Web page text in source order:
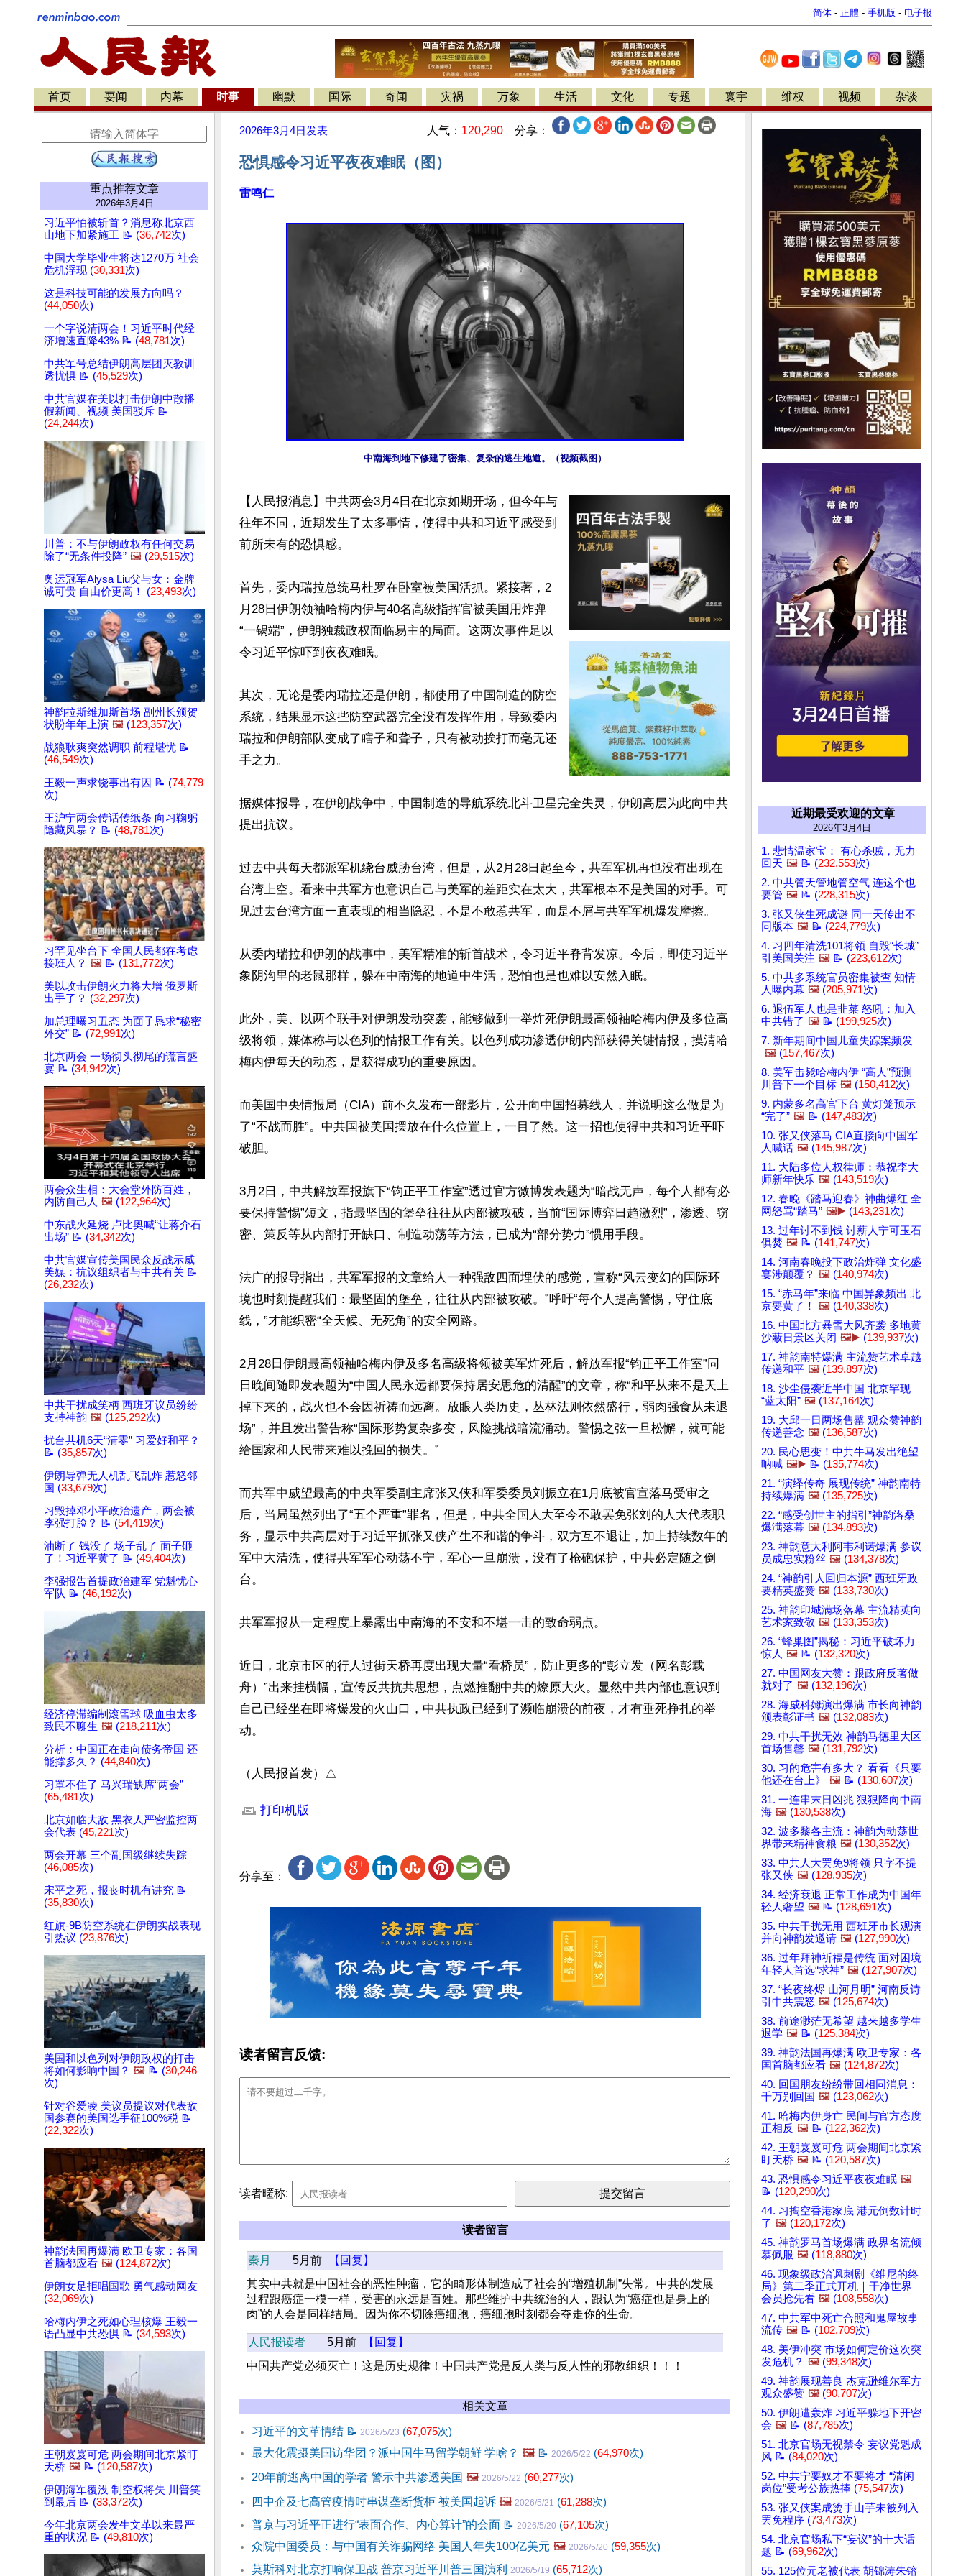
简体 - 正體 - 手机版 - 电子报
首页 要闻 内幕 时事 幽默 国际 奇闻 灾祸 万象 生活 文化 专题 寰宇 维权 视频 杂谈
重点推荐文章
2026年3月4日
习近平怕被斩首？消息称北京西
山地下加紧施工 📝 (36,742次)
中国大学毕业生将达1270万 社会
危机浮现 (30,331次)
这是科技可能的发展方向吗？
(44,050次)
一个字说清两会！习近平时代经
济增速直降43% 📝 (48,781次)
中共军号总结伊朗高层团灭教训
透忧惧 📝 (45,529次)
中共官媒在美以打击伊朗中散播
假新闻、视频 美国驳斥 📝
(24,244次)
川普：不与伊朗政权有任何交易
除了“无条件投降” 🖼️ (29,515次)
奥运冠军Alysa Liu父与女：金牌
诚可贵 自由价更高！ (23,493次)
神韵拉斯维加斯首场 副州长颁贺
状盼年年上演 🖼️ (123,357次)
战狼耿爽突然调职 前程堪忧 📝
(46,549次)
王毅一声求饶事出有因 📝 (74,779
次)
王沪宁两会传话传纸条 向习鞠躬
隐藏风暴？ 📝 (48,781次)
习罕见坐台下 全国人民都在考虑
接班人？ 🖼️ 📝 (131,772次)
美以攻击伊朗火力将大增 俄罗斯
出手了？ (32,297次)
加总理曝习丑态 为面子恳求“秘密
外交” 📝 (72,991次)
北京两会 一场彻头彻尾的谎言盛
宴 📝 (34,942次)
两会众生相：大会堂外防百姓，
内防自己人 🖼️ (122,964次)
中东战火延烧 卢比奥喊“让蒋介石
出场” 📝 (34,342次)
中共官媒宣传美国民众反战示威
美媒：抗议组织者与中共有关 📝
(26,232次)
中共干扰成笑柄 西班牙议员纷纷
支持神韵 🖼️ (125,292次)
扰台共机6天“清零” 习爱好和平？
📝 (35,857次)
伊朗导弹无人机乱飞乱炸 惹怒邻
国 (33,679次)
习毁掉邓小平政治遗产，两会被
李强打脸？ 📝 (54,419次)
油断了 钱没了 场子乱了 面子砸
了！习近平黄了 📝 (49,404次)
李强报告首提政治建军 党魁忧心
军队 📝 (46,192次)
经济停滞编制滚雪球 吸血虫太多
致民不聊生 🖼️ (218,211次)
分析：中国正在走向债务帝国 还
能撑多久？ (44,840次)
习罩不住了 马兴瑞缺席“两会”
(65,481次)
北京如临大敌 黑衣人严密监控两
会代表 (45,221次)
两会开幕 三个副国级继续失踪
(46,085次)
宋平之死，报丧时机有讲究 📝
(35,830次)
红旗-9B防空系统在伊朗实战表现
引热议 (23,876次)
美国和以色列对伊朗政权的打击
将如何影响中国？ 🖼️ 📝 (30,246
次)
针对谷爱凌 美议员提议对代表敌
国参赛的美国选手征100%税 📝
(22,322次)
神韵法国再爆满 欧卫专家：各国
首脑都应看 🖼️ (124,872次)
伊朗女足拒唱国歌 勇气感动网友
(32,069次)
哈梅内伊之死如心理核爆 王毅一
语凸显中共恐惧 📝 (34,593次)
王朝岌岌可危 两会期间北京紧盯
天桥 🖼️ 📝 (120,587次)
伊朗海军覆没 制空权将失 川普笑
到最后 📝 (33,372次)
今年北京两会发生文革以来最严
重的状况 📝 (49,810次)
2026年3月4日 发表 人气： 120,290 分享：
恐惧感令习近平夜夜难眠（图）
雷鸣仁
中南海到地下修建了密集、复杂的逃生地道。（视频截图）
【人民报消息】中共两会3月4日在北京如期开场，但今年与
往年不同，近期发生了太多事情，使得中共和习近平感受到
前所未有的恐惧感。
首先，委内瑞拉总统马杜罗在卧室被美国活抓。紧接著，2
月28日伊朗领袖哈梅内伊与40名高级指挥官被美国用炸弹
“一锅端”，伊朗独裁政权面临易主的局面。这两次事件足以
令习近平惊吓到夜夜难眠。
其次，无论是委内瑞拉还是伊朗，都使用了中国制造的防空
系统，结果显示这些防空武器完全没有发挥作用，导致委内
瑞拉和伊朗部队变成了瞎子和聋子，只有被动挨打而毫无还
手之力。
据媒体报导，在伊朗战争中，中国制造的导航系统北斗卫星完全失灵，伊朗高层为此向中共
提出抗议。
过去中共每天都派军机绕台威胁台湾，但是，从2月28日起至今，共军军机再也没有出现在
台湾上空。看来中共军方也意识自己与美军的差距实在太大，共军根本不是美国的对手。可
见过去台湾方面一直表现的相当隐忍，不是不敢惹共军，而是不屑与共军军机爆发摩擦。
从委内瑞拉和伊朗的战事中，美军精准的斩首战术，令习近平脊背发凉。今后，即使习近平
象阴沟里的老鼠那样，躲在中南海的地道中生活，恐怕也是也难以安然入眠。
此外，美、以两个联手对伊朗发动突袭，能够做到一举炸死伊朗最高领袖哈梅内伊及多位高
级将领，媒体称与以色列的情报工作有关。以色列成功渗透伊朗内部获得关键情报，摸清哈
梅内伊每天的动态，是获得成功的重要原因。
而美国中央情报局（CIA）前不久发布一部影片，公开向中国招募线人，并说明这么做是为
了“不战而胜”。中共国被美国摆放在什么位置上，一目了然。这一招也使得中共和习近平吓
破胆。
3月2日，中共解放军报旗下“钧正平工作室”透过官方微博发表题为“暗战无声，每个人都有必
要保持警惕”短文，指最坚固的堡垒往往从内部被攻破，当前“国际博弈日趋激烈”，渗透、窃
密、策反等从内部打开缺口、制造动荡等方法，已成为“部分势力”惯用手段。
法广的报导指出，共军军报的文章给人一种强敌四面埋伏的感觉，宣称“风云变幻的国际环
境也时刻提醒我们：最坚固的堡垒，往往从内部被攻破。”呼吁“每个人提高警惕，守住底
线，”才能织密“全天候、无死角”的安全网路。
2月28日伊朗最高领袖哈梅内伊及多名高级将领被美军炸死后，解放军报“钧正平工作室”同
日晚间随即发表题为“中国人民永远都要保持居安思危的清醒”的文章，称“和平从来不是天上
掉下来的，战火也不会因祈祷而远离。放眼人类历史，丛林法则依然盛行，弱肉强食从未退
场”，并且发出警告称“国际形势复杂多变，风险挑战暗流涌动。警惕之弦一旦松懈，就可能
给国家和人民带来难以挽回的损失。”
而共军中威望最高的中央军委副主席张又侠和军委委员刘振立在1月底被官宣落马受审之
后，当局虽然列出了“五个严重”罪名，但是，中共全国人大至今不敢罢免张刘的人大代表职
务，显示中共高层对于习近平抓张又侠产生不和谐的争斗，双方互不退让，加上持续数年的
军中大清洗，使得共军军心动荡不宁，军心一旦崩溃，没有了枪砲保护，中共必定随之倒
台。
共军军报从一定程度上暴露出中南海的不安和不堪一击的致命弱点。
近日，北京市区的行人过街天桥再度出现大量“看桥员”，防止更多的“彭立发（网名彭载
舟）”出来挂横幅，宣传反共抗共思想，点燃推翻中共的燎原大火。显然中共内部也意识到
自己已经坐在即将爆发的火山口，中共执政已经到了濒临崩溃的前夜，才有垂死挣扎的举
动。
（人民报首发）△
打印机版
分享至：
读者留言反馈:
读者暱称:
读者留言
秦月 5月前
【回复】
其实中共就是中国社会的恶性肿瘤，它的畸形体制造成了社会的“增殖机制”失常。中共的发展
过程跟癌症一模一样，受害的永远是百姓。那些维护中共统治的人，跟认为“癌症也是身上的
肉”的人会是同样结局。因为你不切除癌细胞，癌细胞时刻都会夺走你的生命。
人民报读者 5月前
【回复】
中国共产党必须灭亡！这是历史规律！中国共产党是反人类与反人性的邪教组织！！！
相关文章
习近平的文革情结 📝 2026/5/23 (67,075次)
最大化震摄美国访华团？派中国牛马留学朝鲜 学啥？ 🖼️ 📝 2026/5/22 (64,970次)
20年前逃离中国的学者 警示中共渗透美国 🖼️ 2026/5/22 (60,277次)
四中企及七高管疫情时串谋垄断货柜 被美国起诉 🖼️ 2026/5/21 (61,288次)
普京与习近平正进行“表面合作、内心算计”的会面 📝 2026/5/20 (67,105次)
众院中国委员：与中国有关诈骗网络 美国人年失100亿美元 🖼️ 2026/5/20 (59,355次)
莫斯科对北京打响保卫战 普京习近平川普三国演利 2026/5/19 (65,712次)
近期最受欢迎的文章
2026年3月4日
1. 悲情温家宝： 有心杀贼，无力
回天 🖼️ 📝 (232,553次)
2. 中共管天管地管空气 连这个也
要管 🖼️ 📝 (228,315次)
3. 张又侠生死成谜 同一天传出不
同版本 🖼️ 📝 (224,779次)
4. 习四年清洗101将领 自毁“长城”
引美国关注 🖼️ 📝 (223,612次)
5. 中共多系统官员密集被查 知情
人曝内幕 🖼️ (205,971次)
6. 退伍军人也是韭菜 怒吼：加入
中共错了 🖼️ 📝 (199,925次)
7. 新年期间中国儿童失踪案频发
🖼️ (157,467次)
8. 美军击毙哈梅内伊 “高人”预测
川普下一个目标 🖼️ (150,412次)
9. 内蒙多名高官下台 黄灯笼预示
“完了” 🖼️ 📝 (147,483次)
10. 张又侠落马 CIA直接向中国军
人喊话 🖼️ (145,987次)
11. 大陆多位人权律师：恭祝李大
师新年快乐 🖼️ (143,519次)
12. 春晚《踏马迎春》神曲爆红 全
网怒骂“踏马” 🖼️▶️ (143,231次)
13. 过年讨不到钱 讨薪人宁可玉石
俱焚 🖼️ 📝 (141,747次)
14. 河南春晚投下政治炸弹 文化盛
宴涉颠覆？ 🖼️ (140,974次)
15. “赤马年”来临 中国异象频出 北
京要黄了！
🖼️ (140,338次)
16. 中国北方暴雪大风齐袭 多地黄
沙蔽日景区关闭 🖼️▶️ (139,937次)
17. 神韵南特爆满 主流赞艺术卓越
传递和平 🖼️ (139,897次)
18. 沙尘侵袭近半中国 北京罕现
“蓝太阳” 🖼️ (137,164次)
19. 大邱一日两场售罄 观众赞神韵
传递善念 🖼️ (136,587次)
20. 民心思变！中共牛马发出绝望
呐喊 🖼️▶️ 📝 (135,774次)
21. “演绎传奇 展现传统” 神韵南特
持续爆满 🖼️ (135,725次)
22. “感受创世主的指引”神韵洛桑
爆满落幕 🖼️ (134,893次)
23. 神韵意大利阿韦利诺爆满 参议
员成忠实粉丝 🖼️ (134,378次)
24. “神韵引人回归本源” 西班牙政
要精英盛赞 🖼️ (133,730次)
25. 神韵印城满场落幕 主流精英向
艺术家致敬 🖼️ (133,353次)
26. “蜂巢图”揭秘：习近平破坏力
惊人 🖼️ 📝 (132,320次)
27. 中国网友大赞：跟政府反著做
就对了 🖼️ (132,196次)
28. 海威科姆演出爆满 市长向神韵
颁表彰证书 🖼️ (132,083次)
29. 中共干扰无效 神韵马德里大区
首场售罄 🖼️ (131,792次)
30. 习的危害有多大？ 看看《只要
他还在台上》
🖼️ 📝 (130,607次)
31. 一连串末日凶兆 狠狠降向中南
海 🖼️ (130,538次)
32. 波多黎各主流：神韵为动荡世
界带来精神食粮 🖼️ (130,352次)
33. 中共人大罢免9将领 只字不提
张又侠 🖼️ (128,935次)
34. 经济衰退 正常工作成为中国年
轻人奢望 🖼️ 📝 (128,691次)
35. 中共干扰无用 西班牙市长观演
并向神韵发邀请 🖼️ (127,990次)
36. 过年拜神祈福是传统 面对困境
年轻人首选“求神” 🖼️ (127,907次)
37. “长夜终烬 山河月明” 河南反诗
引中共震怒 🖼️ (125,674次)
38. 前途渺茫无希望 越来越多学生
退学 🖼️ 📝 (125,384次)
39. 神韵法国再爆满 欧卫专家：各
国首脑都应看 🖼️ (124,872次)
40. 回国朋友纷纷带回相同消息：
千万别回国 🖼️ (123,062次)
41. 哈梅内伊身亡 民间与官方态度
正相反 🖼️ 📝 (122,362次)
42. 王朝岌岌可危 两会期间北京紧
盯天桥 🖼️ 📝 (120,587次)
43. 恐惧感令习近平夜夜难眠 🖼️
📝 (120,290次)
44. 习掏空香港家底 港元倒数计时
了 🖼️ (120,172次)
45. 神韵罗马首场爆满 政界名流倾
慕佩服 🖼️ (118,880次)
46. 现象级政治讽刺剧《维尼的终
局》第二季正式开机｜干净世界
会员抢先看 🖼️ (108,558次)
47. 中共军中死亡合照和鬼屋故事
流传 🖼️ 📝 (102,709次)
48. 美伊冲突 市场如何定价这次突
发危机？ 🖼️ (99,348次)
49. 神韵展现善良 杰克逊维尔军方
观众盛赞 🖼️ (90,707次)
50. 伊朗遭轰炸 习近平躲地下开密
会 🖼️ 📝 (87,785次)
51. 北京官场无视禁令 妄议党魁成
风 📝 (84,020次)
52. 中共宁要奴才不要将才 “清闲
岗位”受考公族热捧 (75,547次)
53. 张又侠案成烫手山芋未被列入
罢免程序 (73,473次)
54. 北京官场私下“妄议”的十大话
题 📝 (69,962次)
55. 125位元老被代表 胡锦涛朱镕